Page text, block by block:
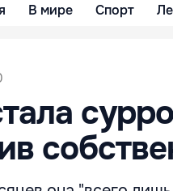
В мире Спорт